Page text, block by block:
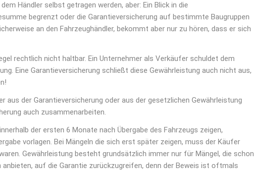
Händler selbst getragen werden, aber: Ein Blick in die
begrenzt oder die Garantieversicherung auf bestimmte Baugruppen
an den Fahrzeughändler, bekommt aber nur zu hören, dass er sich
rechtlich nicht haltbar. Ein Unternehmer als Verkäufer schuldet dem
Eine Garantieversicherung schließt diese Gewährleistung auch nicht aus,
aus der Garantieversicherung oder aus der gesetzlichen Gewährleistung
auch zusammenarbeiten.
der ersten 6 Monate nach Übergabe des Fahrzeugs zeigen,
vorlagen. Bei Mängeln die sich erst später zeigen, muss der Käufer
Gewährleistung besteht grundsätzlich immer nur für Mängel, die schon
anbieten, auf die Garantie zurückzugreifen, denn der Beweis ist oftmals